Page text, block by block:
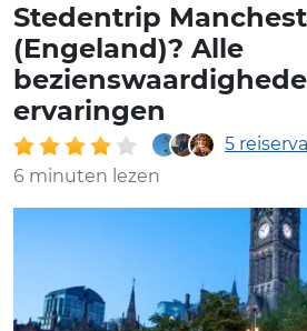
Stedentrip
(Engeland)? Alle
ervaringen
5
6 minuten lezen